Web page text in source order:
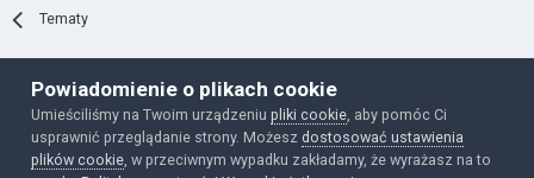
Tematy
Polityka prywatności Ciasteczka
Powered by Invision Community
Powiadomienie o plikach cookie
Umieściliśmy na Twoim urządzeniupliki cookie , aby pomóc Ci
usprawnić przeglądanie strony. Możesz dostosować ustawienia
plików cookie , w przeciwnym wypadku zakładamy, że wyrażasz na to